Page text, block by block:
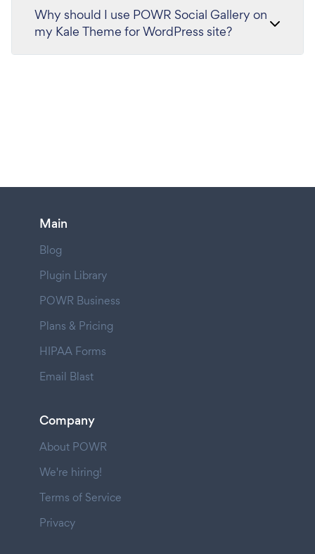
Why should I use POWR Social Gallery on
my Kale Theme for WordPress site?
Main
Blog
Plugin Library
POWR Business
Plans & Pricing
HIPAA Forms
Email Blast
Company
About POWR
We're hiring!
Terms of Service
Privacy